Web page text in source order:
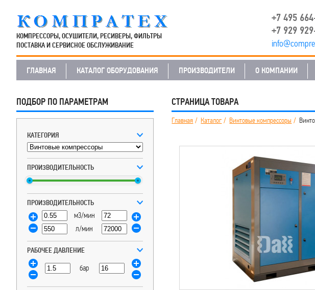
КОМПРЕССОРЫ, ОСУШИТЕЛИ, РЕСИВЕРЫ, ФИЛЬТРЫ
ПОСТАВКА И СЕРВИСНОЕ ОБСЛУЖИВАНИЕ
+7 495
+7 929
ГЛАВНАЯ КАТАЛОГ ОБОРУДОВАНИЯ ПРОИЗВОДИТЕЛИ О КОМПАНИИ
ПОДБОР ПО ПАРАМЕТРАМ
КАТЕГОРИЯ
ПРОИЗВОДИТЕЛЬНОСТЬ
ПРОИЗВОДИТЕЛЬНОСТЬ
м3/мин
л/мин
РАБОЧЕЕ ДАВЛЕНИЕ
бар
СТРАНИЦА ТОВАРА
Главная Каталог Винтовые компрессоры